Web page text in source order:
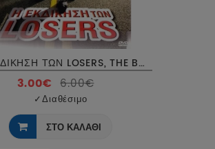
Η ΕΚΔΙΚΗΣΗ ΤΩΝ LOSERS, THE BENCHWARMERS DVD
3.00€ 6.00€
✓Διαθέσιμο
ΣΤΟ ΚΑΛΑΘΙ